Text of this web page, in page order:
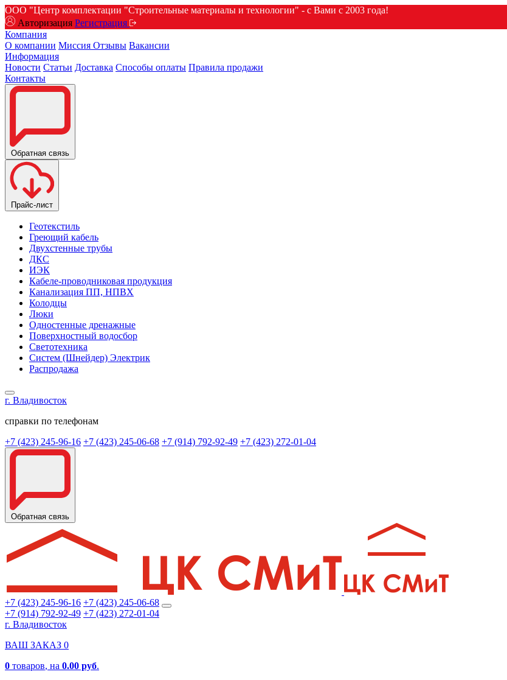
ООО "Центр комплектации "Строительные материалы и технологии" - с Вами с 2003 года!
Авторизация Регистрация
Компания
О компании Миссия Отзывы Вакансии
Информация
Новости Статьи Доставка Способы оплаты Правила продажи
Контакты
Обратная связь
Прайс-лист
Геотекстиль
Греющий кабель
Двухстенные трубы
ДКС
ИЭК
Кабеле-проводниковая продукция
Канализация ПП, НПВХ
Колодцы
Люки
Одностенные дренажные
Поверхностный водосбор
Светотехника
Систем (Шнейдер) Электрик
Распродажа
г. Владивосток
справки по телефонам
+7 (423) 245-96-16 +7 (423) 245-06-68 +7 (914) 792-92-49 +7 (423) 272-01-04
Обратная связь
+7 (423) 245-96-16 +7 (423) 245-06-68
+7 (914) 792-92-49 +7 (423) 272-01-04
г. Владивосток
ВАШ ЗАКАЗ 0
0 товаров, на 0.00 руб.